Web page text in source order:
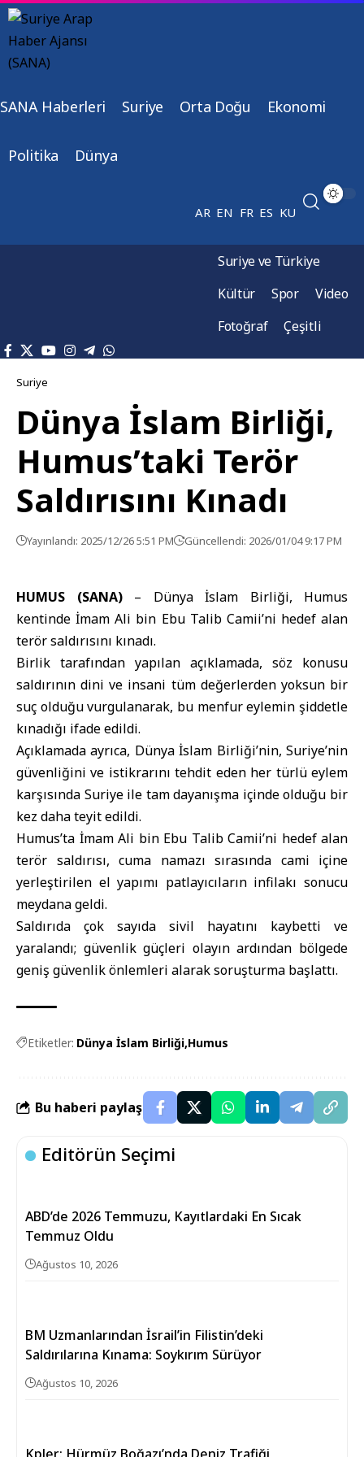
SANA Haberleri Suriye Orta Doğu Ekonomi
Politika Dünya
AR EN FR ES KU
Suriye ve Türkiye
Kültür
Spor
Video
Fotoğraf
Çeşitli
Suriye
Dünya İslam Birliği,
Humus’taki Terör
Saldırısını Kınadı
Yayınlandı: 2025/12/26 5:51 PM Güncellendi: 2026/01/04 9:17 PM
HUMUS (SANA) – Dünya İslam Birliği, Humus
kentinde İmam Ali bin Ebu Talib Camii’ni hedef alan
terör saldırısını kınadı.
Birlik tarafından yapılan açıklamada, söz konusu
saldırının dini ve insani tüm değerlerden yoksun bir
suç olduğu vurgulanarak, bu menfur eylemin şiddetle
kınadığı ifade edildi.
Açıklamada ayrıca, Dünya İslam Birliği’nin, Suriye’nin
güvenliğini ve istikrarını tehdit eden her türlü eylem
karşısında Suriye ile tam dayanışma içinde olduğu bir
kez daha teyit edildi.
Humus’ta İmam Ali bin Ebu Talib Camii’ni hedef alan
terör saldırısı, cuma namazı sırasında cami içine
yerleştirilen el yapımı patlayıcıların infilakı sonucu
meydana geldi.
Saldırıda çok sayıda sivil hayatını kaybetti ve
yaralandı; güvenlik güçleri olayın ardından bölgede
geniş güvenlik önlemleri alarak soruşturma başlattı.
Etiketler: Dünya İslam Birliği Humus
Bu haberi paylaş
Editörün Seçimi
ABD’de 2026 Temmuzu, Kayıtlardaki En Sıcak
Temmuz Oldu
Ağustos 10, 2026
BM Uzmanlarından İsrail’in Filistin’deki
Saldırılarına Kınama: Soykırım Sürüyor
Ağustos 10, 2026